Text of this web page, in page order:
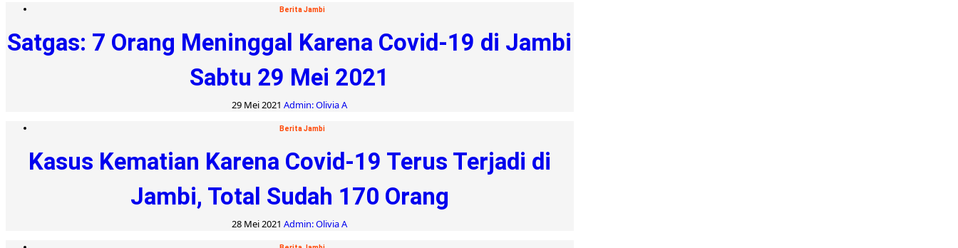
Berita Jambi
Satgas: 7 Orang Meninggal Karena Covid-19 di Jambi
Sabtu 29 Mei 2021
29 Mei 2021Admin: Olivia A
Berita Jambi
Kasus Kematian Karena Covid-19 Terus Terjadi di
Jambi, Total Sudah 170 Orang
28 Mei 2021Admin: Olivia A